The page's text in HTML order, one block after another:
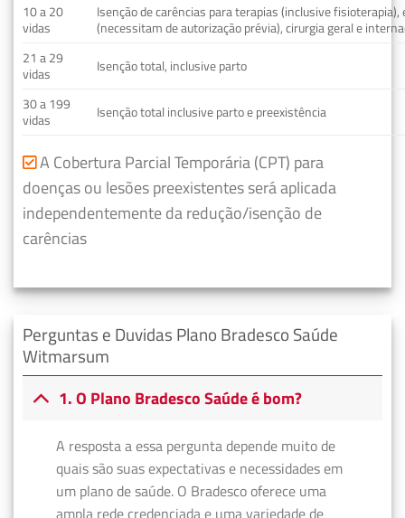
10 a 20
vidas
Isenção de carências para terapias (inclusive fisioterapia),
(necessitam de autorização prévia), cirurgia geral e
21 a 29
vidas
Isenção total, inclusive parto
30 a 199
vidas
Isenção total inclusive parto e preexistência
A Cobertura Parcial Temporária (CPT) para
doenças ou lesões preexistentes será aplicada
independentemente da redução/isenção de
carências
Perguntas e Duvidas Plano Bradesco Saúde
Witmarsum
1. O Plano Bradesco Saúde é bom?
A resposta a essa pergunta depende muito de
quais são suas expectativas e necessidades em
um plano de saúde. O Bradesco oferece uma